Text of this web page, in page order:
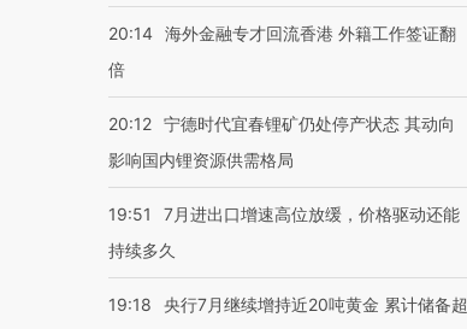
20:14 海外金融专才回流香港 外籍工作签证翻
倍
20:12 宁德时代宜春锂矿仍处停产状态 其动向
影响国内锂资源供需格局
19:51
7月进出口增速高位放缓，价格驱动还能
持续多久
19:18
央行7月继续增持近20吨黄金 累计储备超